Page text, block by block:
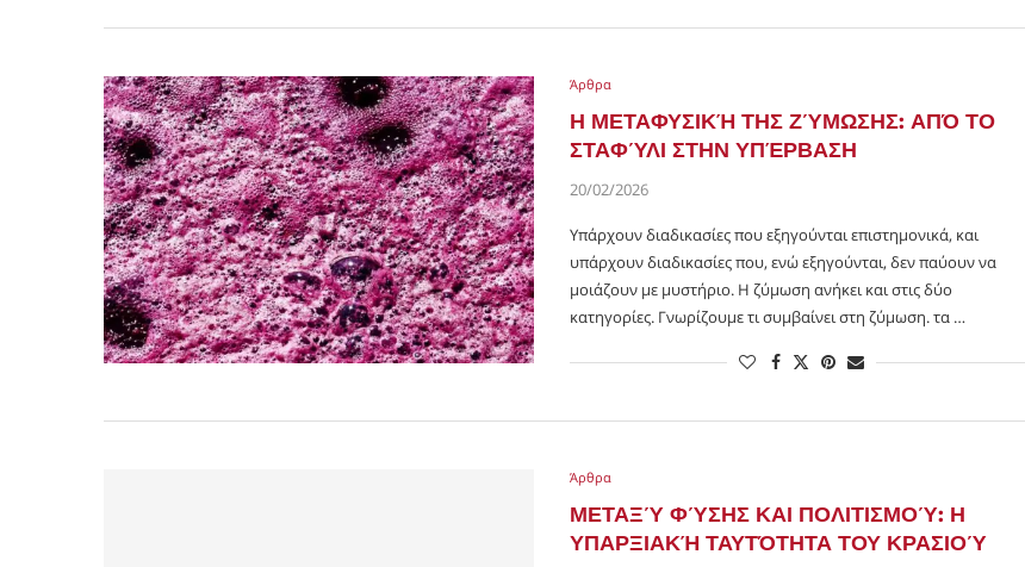
Άρθρα
Η ΜΕΤΑΦΥΣΙΚΉ ΤΗΣ ΖΎΜΩΣΗΣ: ΑΠΌ ΤΟ
ΣΤΑΦΎΛΙ ΣΤΗΝ ΥΠΈΡΒΑΣΗ
20/02/2026
Υπάρχουν διαδικασίες που εξηγούνται επιστημονικά, και
υπάρχουν διαδικασίες που, ενώ εξηγούνται, δεν παύουν να
μοιάζουν με μυστήριο. Η ζύμωση ανήκει και στις δύο
κατηγορίες. Γνωρίζουμε τι συμβαίνει στη ζύμωση. τα …
Άρθρα
ΜΕΤΑΞΎ ΦΎΣΗΣ ΚΑΙ ΠΟΛΙΤΙΣΜΟΎ: Η
ΥΠΑΡΞΙΑΚΉ ΤΑΥΤΌΤΗΤΑ ΤΟΥ ΚΡΑΣΙΟΎ